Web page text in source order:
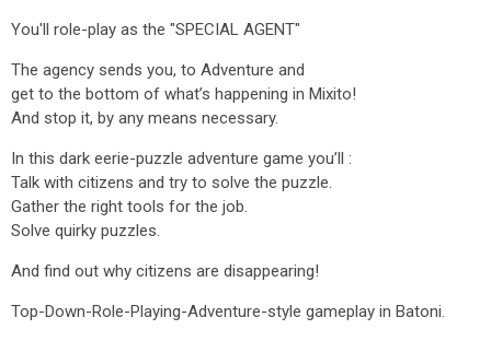
You'll role-play as the "SPECIAL AGENT"
The agency sends you, to Adventure and
get to the bottom of what’s happening in Mixito!
And stop it, by any means necessary.
In this dark eerie-puzzle adventure game you’ll :
Talk with citizens and try to solve the puzzle.
Gather the right tools for the job.
Solve quirky puzzles.
And find out why citizens are disappearing!
Top-Down-Role-Playing-Adventure-style gameplay in Batoni.